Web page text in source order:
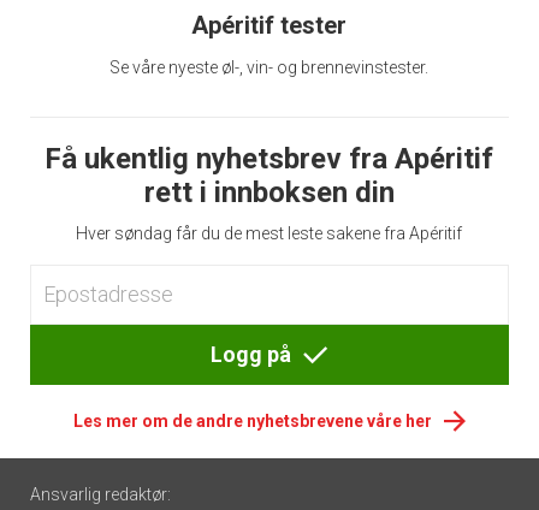
Apéritif tester
Se våre nyeste øl-, vin- og brennevinstester.
Få ukentlig nyhetsbrev fra Apéritif
rett i innboksen din
Hver søndag får du de mest leste sakene fra Apéritif
Logg på
Les mer om de andre nyhetsbrevene våre her
Footer
Ansvarlig redaktør: